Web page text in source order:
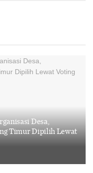
Desa,
Timur Dipilih Lewat